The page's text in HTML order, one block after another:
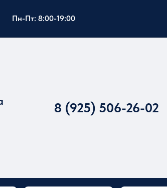
Пн-Пт: 8:00-19:00
8 (925) 506-26-02